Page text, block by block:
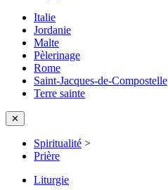
Italie
Jordanie
Malte
Pèlerinage
Rome
Saint-Jacques-de-Compostelle
Terre sainte
✕
Spiritualité >
Prière
Liturgie